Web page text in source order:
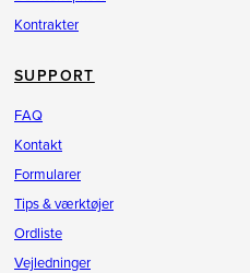
Kontrakter
SUPPORT
FAQ
Kontakt
Formularer
Tips & værktøjer
Ordliste
Vejledninger